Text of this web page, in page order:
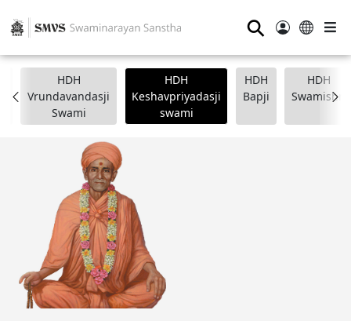
⚲
HDH
Vrundavandasji
Swami
HDH
Keshavpriyadasji
swami
HDH
Bapji
HDH
Swamishri